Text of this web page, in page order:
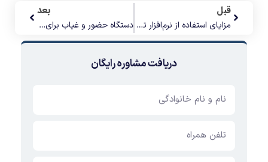
قبل
مزایای استفاده از نرم‌افزار تحت وب برای حضور و غیاب
بعد
دستگاه حضور و غیاب برای کسب‌وکارهای کوچک هم مناسب است؟
دریافت مشاوره رایگان